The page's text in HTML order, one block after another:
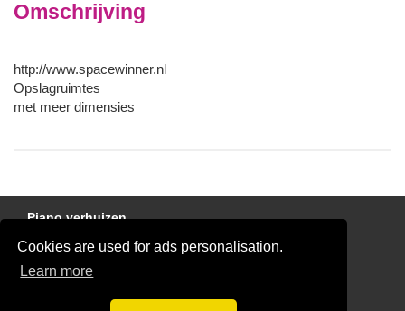
Cookies are used for ads personalisation.
Learn more
Omschrijving
http://www.spacewinner.nl
Opslagruimtes
met meer dimensies
Piano verhuizen
Gratis Verhuis Offertes Vergelijken
Disclaimer